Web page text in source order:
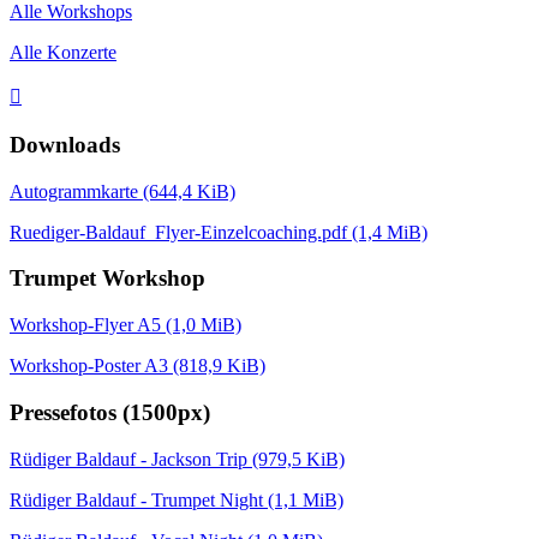
Alle Workshops
Alle Konzerte

Downloads
Autogrammkarte (644,4 KiB)
Ruediger-Baldauf_Flyer-Einzelcoaching.pdf(1,4 MiB)
Trumpet Workshop
Workshop-Flyer A5 (1,0 MiB)
Workshop-Poster A3 (818,9 KiB)
Pressefotos (1500px)
Rüdiger Baldauf - Jackson Trip (979,5 KiB)
Rüdiger Baldauf - Trumpet Night (1,1 MiB)